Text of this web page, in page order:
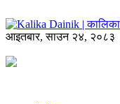
आइतबार,साउन २४, २०८३